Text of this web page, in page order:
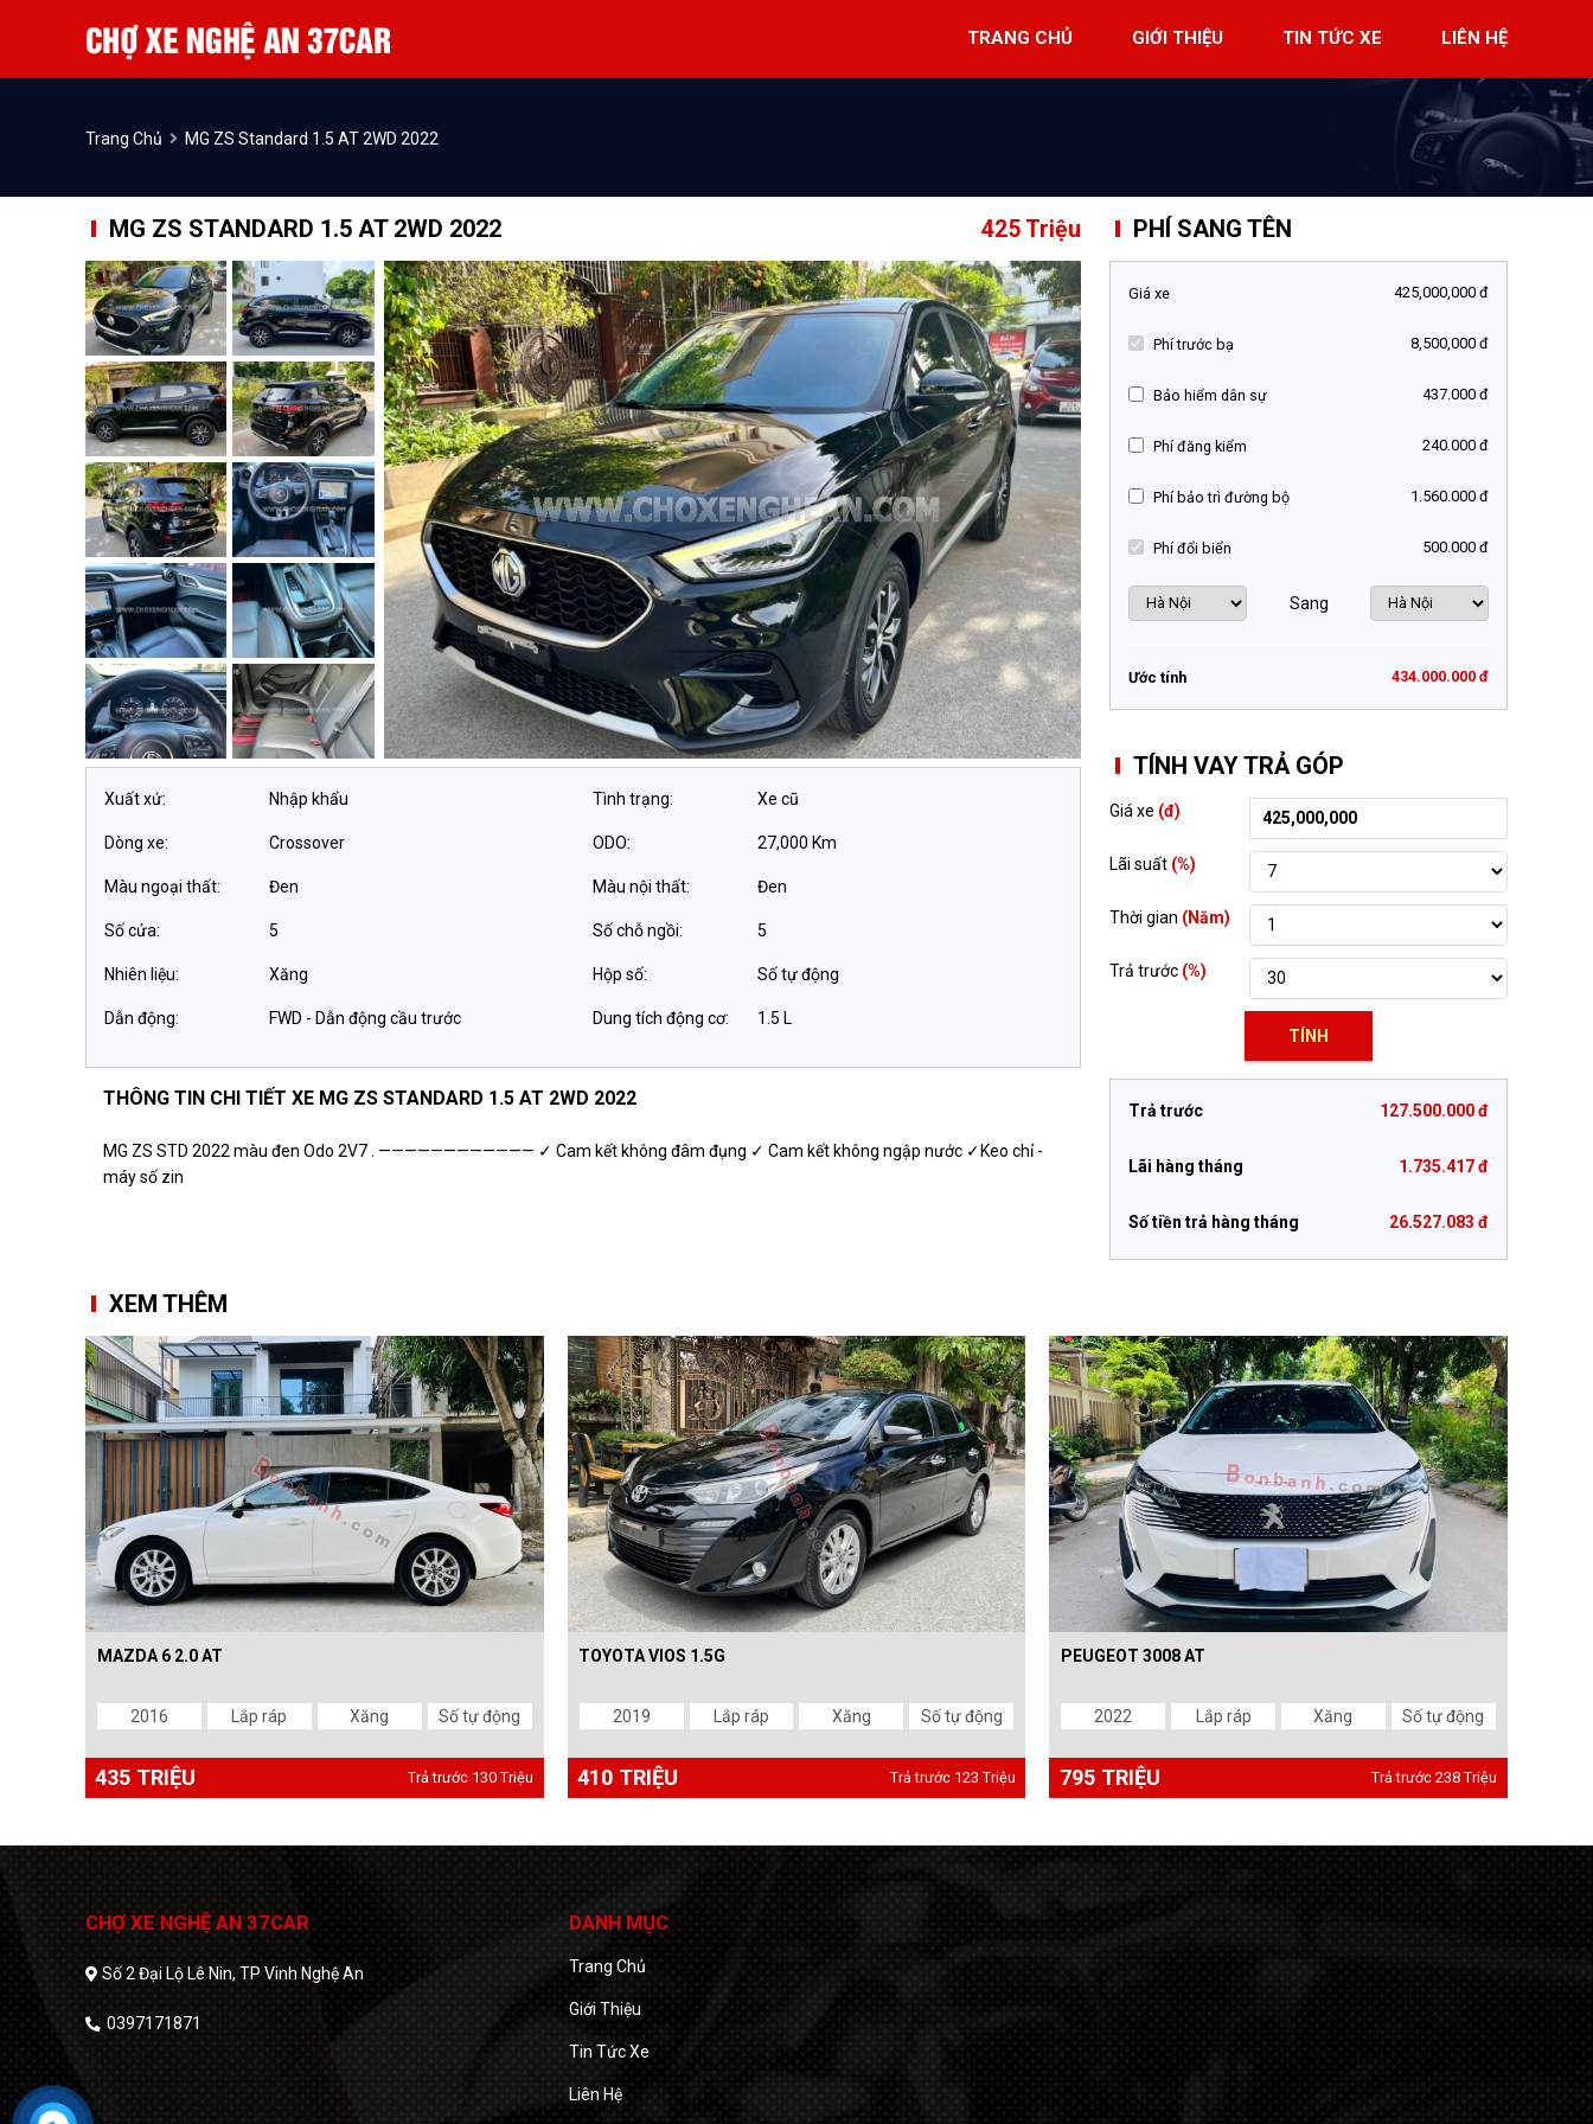
TRANG CHỦ GIỚI THIỆU TIN TỨC XE LIÊN HỆ
Trang Chủ MG ZS Standard 1.5 AT 2WD 2022
MG ZS STANDARD 1.5 AT 2WD 2022 425 Triệu
Xuất xứ: Nhập khẩu Tình trạng: Xe cũ
Dòng xe: Crossover ODO: 27,000 Km
Màu ngoại thất: Đen Màu nội thất: Đen
Số cửa: 5 Số chỗ ngồi: 5
Nhiên liệu: Xăng Hộp số: Số tự động
Dẫn động: FWD - Dẫn động cầu trước Dung tích động cơ: 1.5 L
THÔNG TIN CHI TIẾT XE MG ZS STANDARD 1.5 AT 2WD 2022
MG ZS STD 2022 màu đen Odo 2V7 . ———————————— ✓ Cam kết không đâm đụng ✓ Cam kết không ngập nước ✓Keo chỉ -
máy số zin
PHÍ SANG TÊN
Giá xe 425,000,000 đ
Phí trước bạ 8,500,000 đ
Bảo hiểm dân sự 437.000 đ
Phí đăng kiểm 240.000 đ
Phí bảo trì đường bộ 1.560.000 đ
Phí đổi biển 500.000 đ
Sang
Ước tính 434.000.000 đ
TÍNH VAY TRẢ GÓP
Giá xe (đ)
Lãi suất (%)
Thời gian (Năm)
Trả trước (%)
TÍNH
Trả trước 127.500.000 đ
Lãi hàng tháng 1.735.417 đ
Số tiền trả hàng tháng 26.527.083 đ
XEM THÊM
MAZDA 6 2.0 AT
2016 Lắp ráp Xăng Số tự động
435 TRIỆU Trả trước 130 Triệu
TOYOTA VIOS 1.5G
2019 Lắp ráp Xăng Số tự động
410 TRIỆU Trả trước 123 Triệu
PEUGEOT 3008 AT
2022 Lắp ráp Xăng Số tự động
795 TRIỆU Trả trước 238 Triệu
CHỢ XE NGHỆ AN 37CAR
Số 2 Đại Lộ Lê Nin, TP Vinh Nghệ An
0397171871
DANH MỤC
Trang Chủ
Giới Thiệu
Tin Tức Xe
Liên Hệ